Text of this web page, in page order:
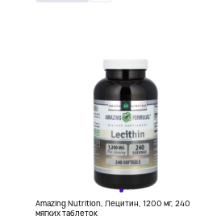
Amazing Nutrition, Лецитин, 1200 мг, 240
мягких таблеток